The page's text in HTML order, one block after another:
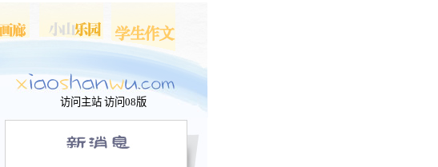
访问主站 访问08版